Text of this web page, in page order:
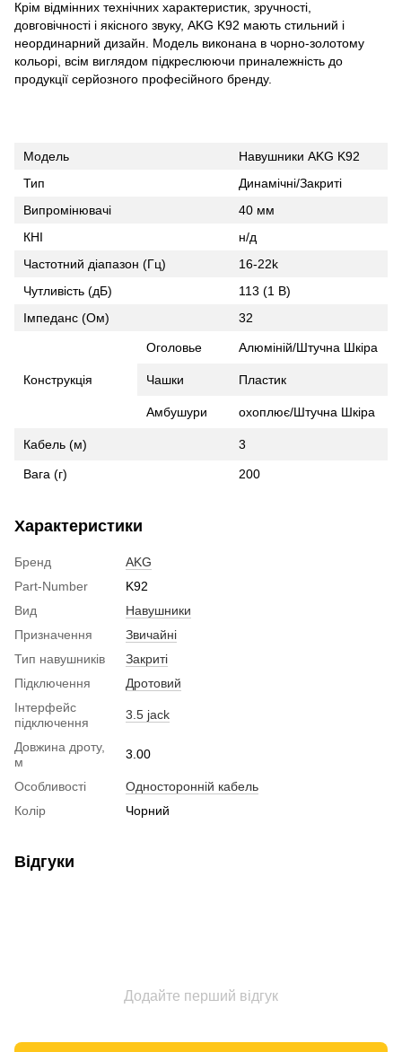
Крім відмінних технічних характеристик, зручності,
довговічності і якісного звуку, AKG K92 мають стильний і
неординарний дизайн. Модель виконана в чорно-золотому
кольорі, всім виглядом підкреслюючи приналежність до
продукції серйозного професійного бренду.
Модель
Навушники AKG K92
Тип
Динамічні/Закриті
Випромінювачі
40 мм
КНІ
н/д
Частотний діапазон (Гц)
16-22k
Чутливість (дБ)
113 (1 В)
Імпеданс (Ом)
32
Конструкція
Оголовье Алюміній/Штучна Шкіра
Чашки Пластик
Амбушури охоплює/Штучна Шкіра
Кабель (м) 3
Вага (г) 200
Характеристики
Бренд
AKG
Part-Number
K92
Вид
Навушники
Призначення
Звичайні
Тип навушників
Закриті
Підключення
Дротовий
Інтерфейс
підключення
3.5 jack
Довжина дроту,
м
3.00
Особливості
Односторонній кабель
Колір
Чорний
Відгуки
Додайте перший відгук